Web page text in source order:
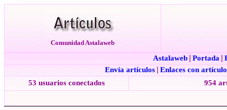
Comunidad Astalaweb
Astalaweb Portada
Envía artículos
Enlaces con
53 usuarios conectados
954